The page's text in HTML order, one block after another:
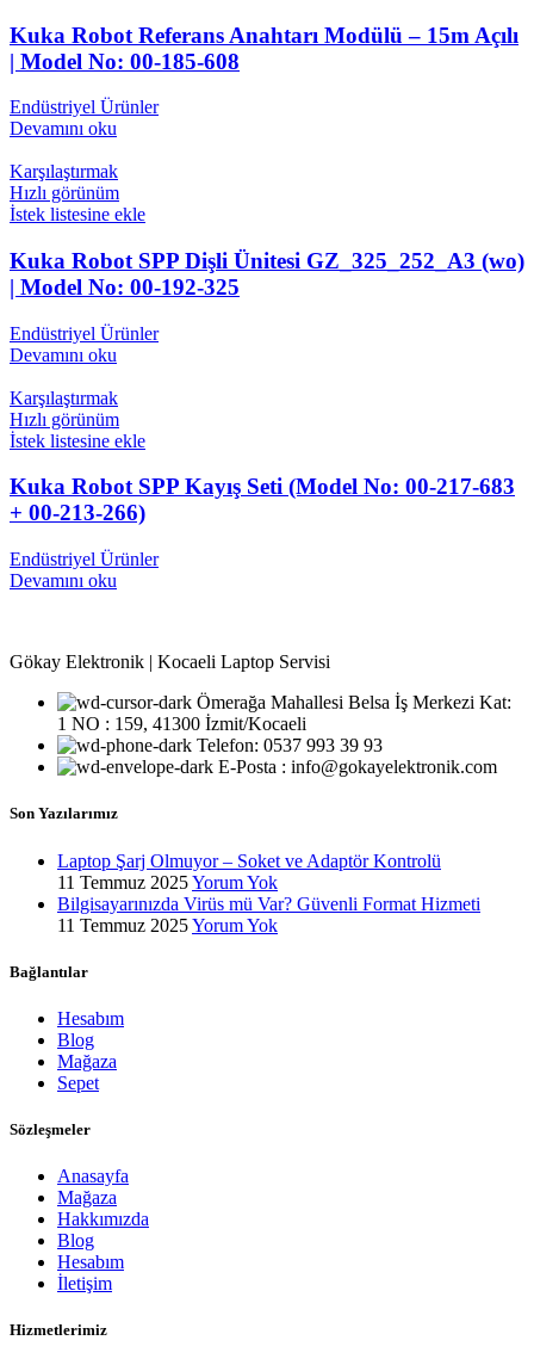
Kuka Robot Referans Anahtarı Modülü – 15m Açılı
| Model No: 00-185-608
Endüstriyel Ürünler
Devamını oku
Karşılaştırmak
Hızlı görünüm
İstek listesine ekle
Kuka Robot SPP Dişli Ünitesi GZ_325_252_A3 (wo)
| Model No: 00-192-325
Endüstriyel Ürünler
Devamını oku
Karşılaştırmak
Hızlı görünüm
İstek listesine ekle
Kuka Robot SPP Kayış Seti (Model No: 00-217-683
+ 00-213-266)
Endüstriyel Ürünler
Devamını oku
Gökay Elektronik | Kocaeli Laptop Servisi
Ömerağa Mahallesi Belsa İş Merkezi Kat:
1 NO : 159, 41300 İzmit/Kocaeli
Telefon: 0537 993 39 93
E-Posta : info@gokayelektronik.com
Son Yazılarımız
Laptop Şarj Olmuyor – Soket ve Adaptör Kontrolü
11 Temmuz 2025Yorum Yok
Bilgisayarınızda Virüs mü Var? Güvenli Format Hizmeti
11 Temmuz 2025Yorum Yok
Bağlantılar
Hesabım
Blog
Mağaza
Sepet
Sözleşmeler
Anasayfa
Mağaza
Hakkımızda
Blog
Hesabım
İletişim
Hizmetlerimiz